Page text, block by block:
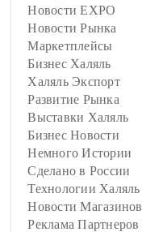
Новости EXPO
Новости Рынка
Маркетплейсы
Бизнес Халяль
Халяль Экспорт
Развитие Рынка
Выставки Халяль
Бизнес Новости
Немного Истории
Сделано в России
Технологии Халяль
Новости Магазинов
Реклама Партнеров